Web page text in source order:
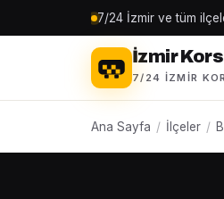
7/24 İzmir ve tüm
İzmir
7/24 İZMIR
Ana Sayfa / İlçeler /